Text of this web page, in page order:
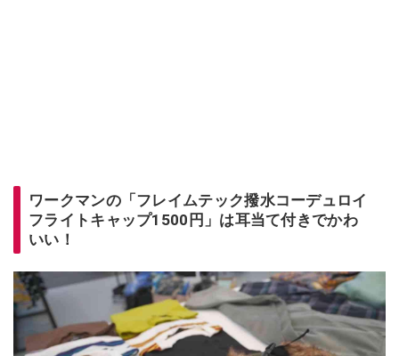
ワークマンの「フレイムテック撥水コーデュロイ
フライトキャップ1500円」は耳当て付きでかわ
いい！